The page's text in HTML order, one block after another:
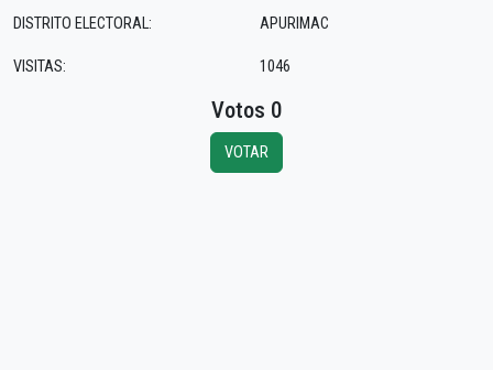
DISTRITO ELECTORAL:
VISITAS:
APURIMAC
1046
Votos 0
VOTAR